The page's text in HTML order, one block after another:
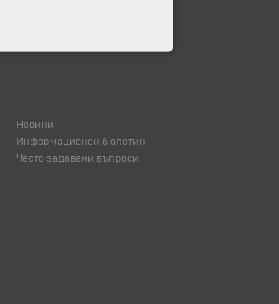
Новини
Информационен бюлетин
Често задавани въпроси